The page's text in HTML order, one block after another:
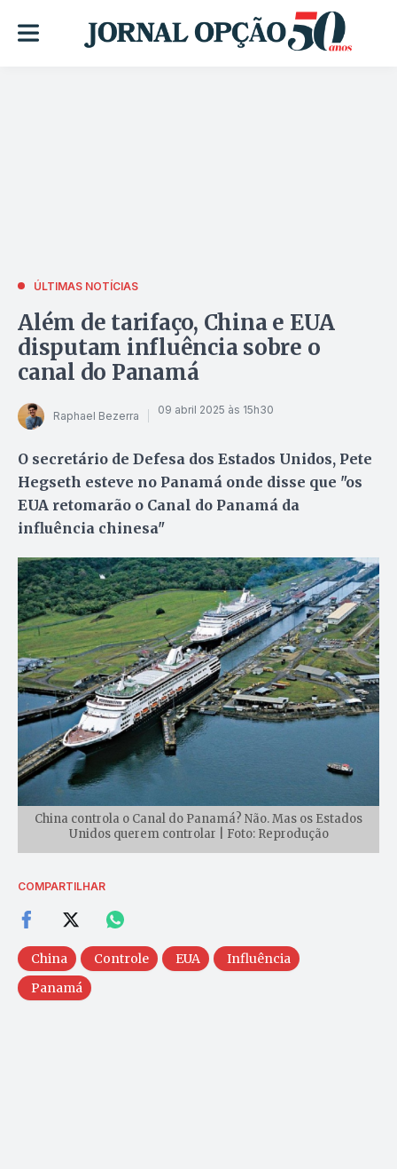
ÚLTIMAS NOTÍCIAS
Além de tarifaço, China e EUA
disputam influência sobre o
canal do Panamá
Raphael Bezerra 09 abril 2025 às 15h30
O secretário de Defesa dos Estados Unidos, Pete
Hegseth esteve no Panamá onde disse que "os
EUA retomarão o Canal do Panamá da
influência chinesa"
China controla o Canal do Panamá? Não. Mas os Estados
Unidos querem controlar | Foto: Reprodução
COMPARTILHAR
China Controle EUA
Influência
Panamá